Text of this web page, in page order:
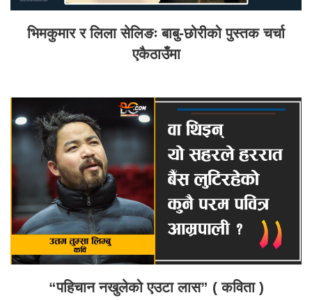
भिमकुमार र लिला सेलिङः बाबु-छोरीको पुस्तक चर्चा
एकैठाउँमा
“पहिचान नखुलेको एउटा लास” ( कविता )